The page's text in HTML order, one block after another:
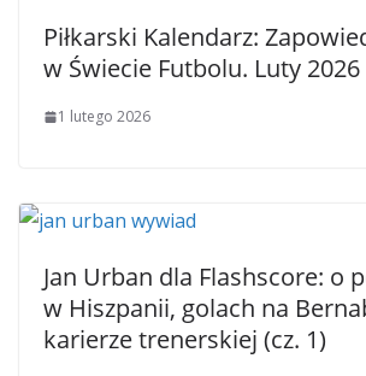
Piłkarski Kalendarz:
w Świecie Futbolu. Luty 2026
1 lutego 2026
Jan Urban dla Flashscore: o
w Hiszpanii, golach na
karierze trenerskiej (cz. 1)